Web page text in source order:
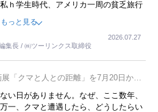
ｈ学生時代、アメリカ一周の貧乏旅行
ンドバスでした。夕方から夜の便を利
した。ただし、若いからできたことで
行った、青森に行ったと聞くと、疲れ
います。
もっと見る
集長 / ㈱ツーリンクス取締役
2026.07.27
「クマと人との距離」を7月20日から
い日がありません。なぜ、ここ数年、
一、クマと遭遇したら、どうしたらい